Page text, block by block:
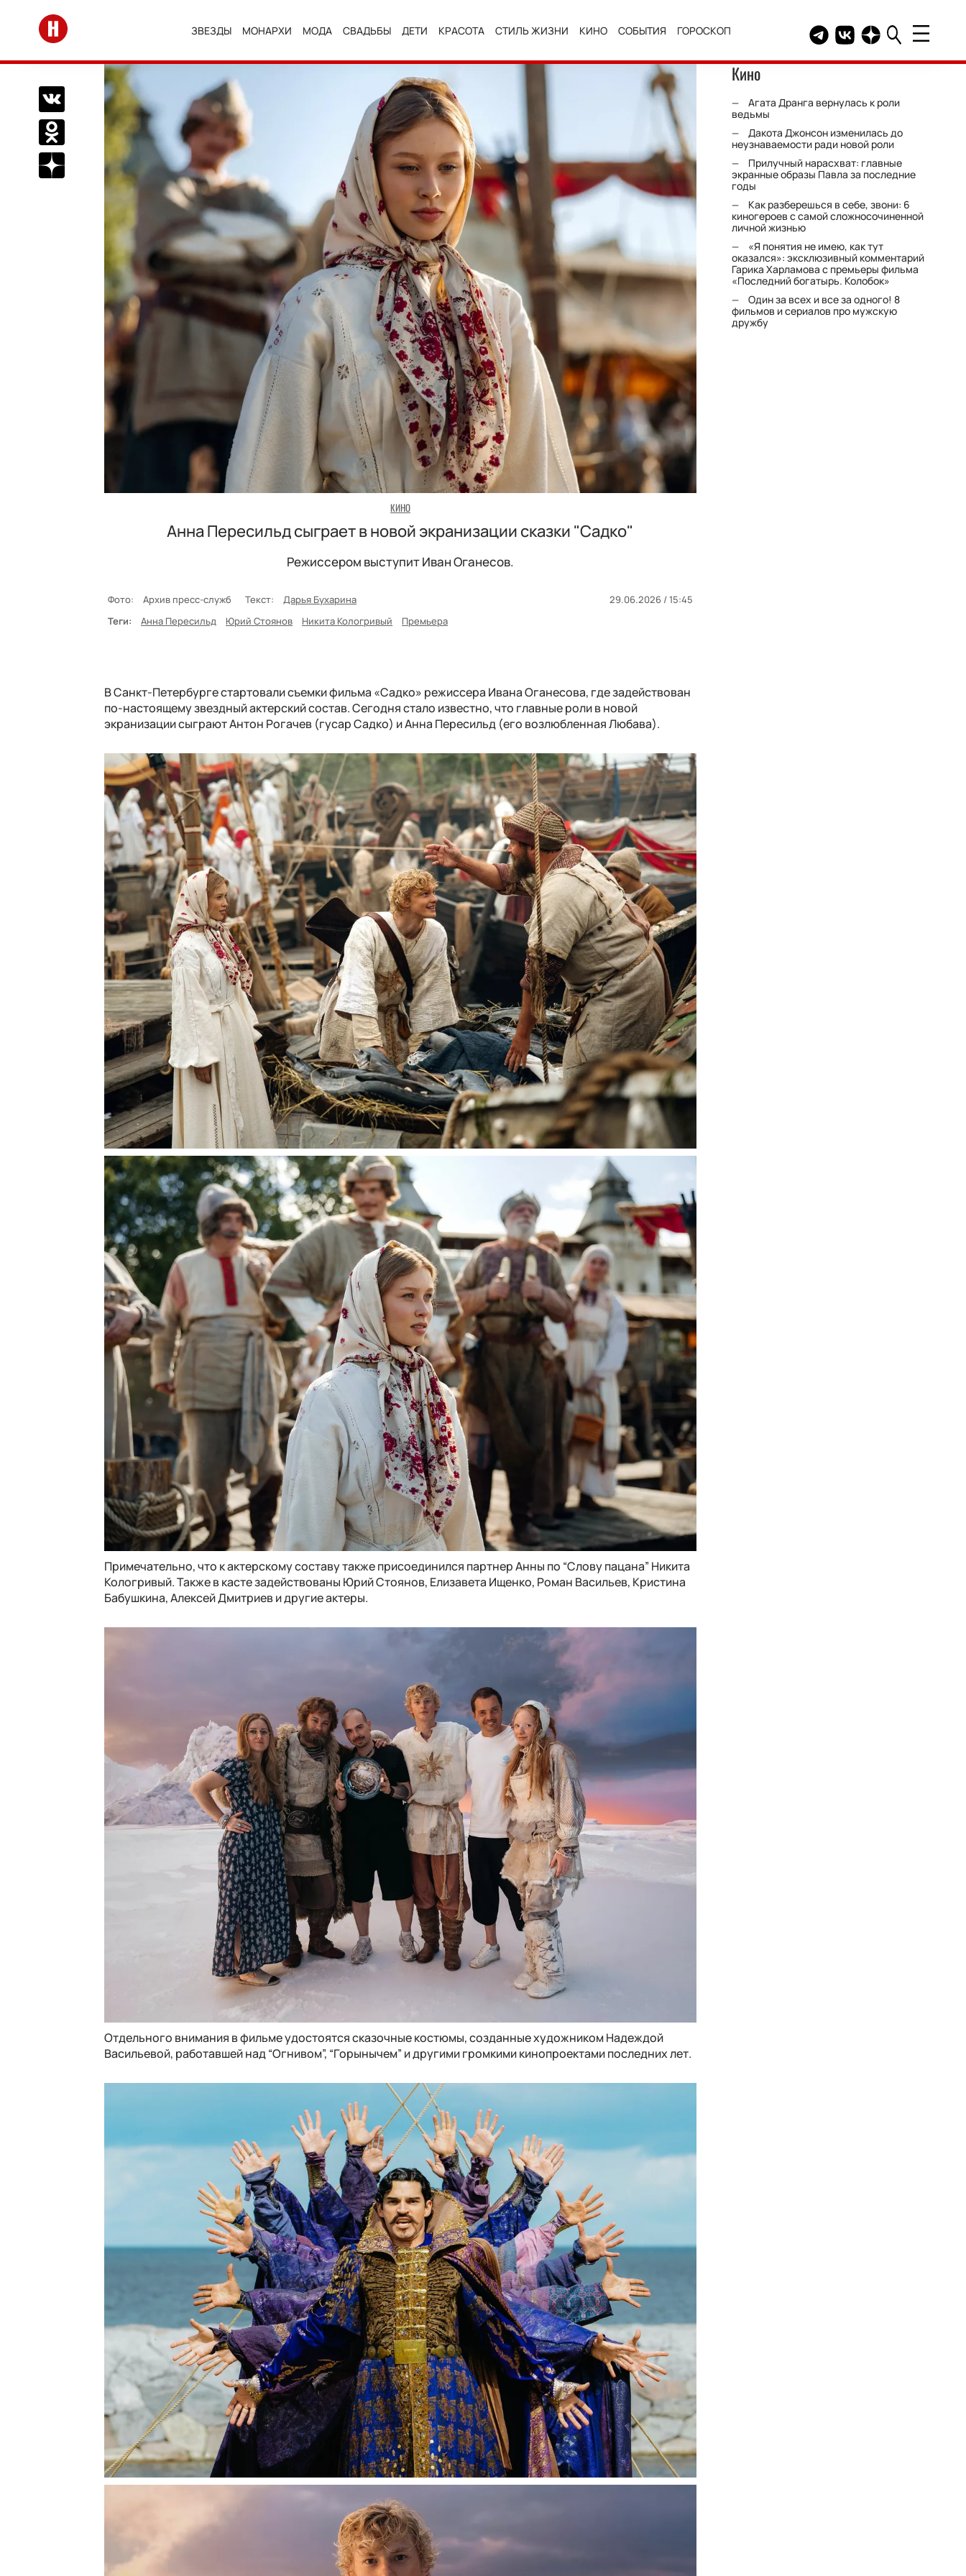
Перейти на главную
ЗВЕЗДЫ МОНАРХИ МОДА СВАДЬБЫ ДЕТИ КРАСОТА СТИЛЬ ЖИЗНИ КИНО СОБЫТИЯ ГОРОСКОП Telegram канал HELLO
Группа HELLO
Канал HELLO в
Поделиться Вконтакте
Поделиться в Одноклассниках
Подписаться на нас в Дзен
КИНО
Анна Пересильд сыграет в новой экранизации сказки "Садко"
Режиссером выступит Иван Оганесов.
Фото: Архив пресс-служб Текст: Дарья Бухарина
29.06.2026 / 15:45
Теги:
Анна Пересильд Юрий Стоянов Никита Кологривый Премьера
В Санкт-Петербурге стартовали съемки фильма «Садко» режиссера Ивана Оганесова, где задействован
по-настоящему звездный актерский состав. Сегодня стало известно, что главные роли в новой
экранизации сыграют Антон Рогачев (гусар Садко) и Анна Пересильд (его возлюбленная Любава).
Примечательно, что к актерскому составу также присоединился партнер Анны по “Слову пацана” Никита
Кологривый. Также в касте задействованы Юрий Стоянов, Елизавета Ищенко, Роман Васильев, Кристина
Бабушкина, Алексей Дмитриев и другие актеры.
Отдельного внимания в фильме удостоятся сказочные костюмы, созданные художником Надеждой
Васильевой, работавшей над “Огнивом”, “Горынычем” и другими громкими кинопроектами последних лет.
Кино
Агата Дранга вернулась к роли
ведьмы
Дакота Джонсон изменилась до
неузнаваемости ради новой роли
Прилучный нарасхват: главные
экранные образы Павла за последние
годы
Как разберешься в себе, звони: 6
киногероев с самой сложносочиненной
личной жизнью
«Я понятия не имею, как тут
оказался»: эксклюзивный комментарий
Гарика Харламова с премьеры фильма
«Последний богатырь. Колобок»
Один за всех и все за одного! 8
фильмов и сериалов про мужскую
дружбу